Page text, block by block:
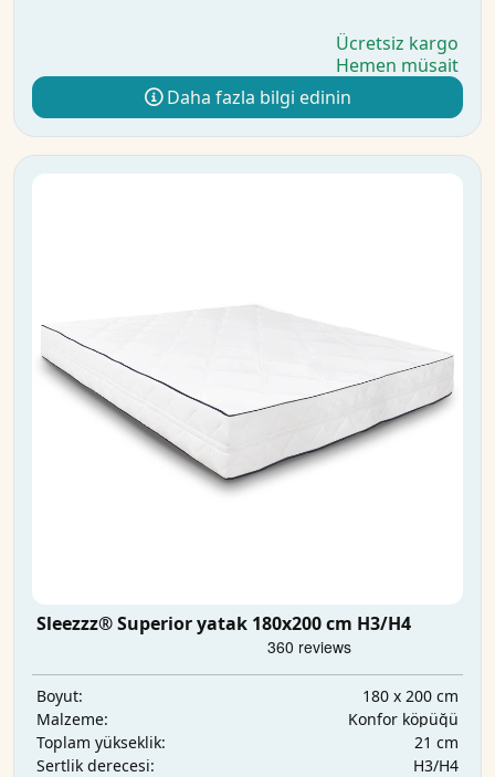
Ücretsiz kargo
Hemen müsait
Daha fazla bilgi edinin
Sleezzz® Superior yatak 180x200 cm H3/H4
Boyut:
180 x 200 cm
Malzeme:
Konfor köpüğü
Toplam yükseklik:
21 cm
Sertlik derecesi:
H3/H4